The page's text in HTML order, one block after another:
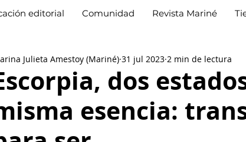
editorial Comunidad Revista Mariné
dos
esencia:
Julieta Amestoy (Mariné) 31 jul 2023 2 min de lectura